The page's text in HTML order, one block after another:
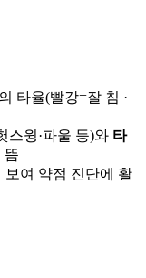
타율(빨강=잘 침 ·
스윙·파울 등)와 타
뜸
보여 약점 진단에 활